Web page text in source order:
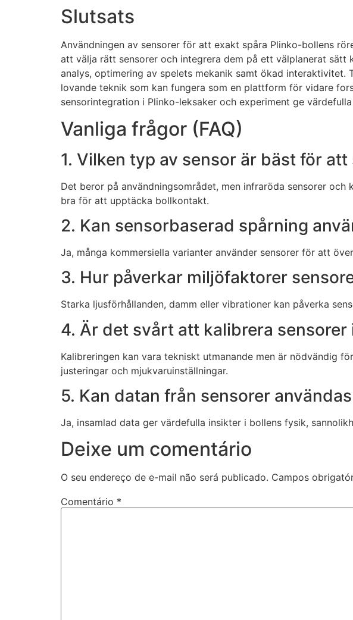
Slutsats
Användningen av sensorer för att exakt spåra Plinko-bollens
att välja rätt sensorer och integrera dem på ett välplanerat
analys, optimering av spelets mekanik samt ökad interaktivitet.
lovande teknik som kan fungera som en plattform för vidare
sensorintegration i Plinko-leksaker och experiment ge
Vanliga frågor (FAQ)
1. Vilken typ av sensor är bäst för
Det beror på användningsområdet, men infraröda sensorer
bra för att upptäcka bollkontakt.
2. Kan sensorbaserad spårning
Ja, många kommersiella varianter använder sensorer för att
3. Hur påverkar miljöfaktorer
Starka ljusförhållanden, damm eller vibrationer kan påverka
4. Är det svårt att kalibrera sensorer
Kalibreringen kan vara tekniskt utmanande men är nödvändig
justeringar och mjukvaruinställningar.
5. Kan datan från sensorer
Ja, insamlad data ger värdefulla insikter i bollens fysik,
Deixe um comentário
O seu endereço de e-mail não será publicado. Campos
Comentário *